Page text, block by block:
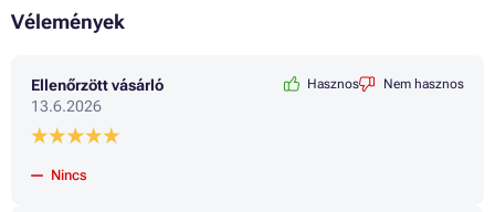
Vélemények
Ellenőrzött vásárló
13.6.2026
Hasznos Nem hasznos
Nincs